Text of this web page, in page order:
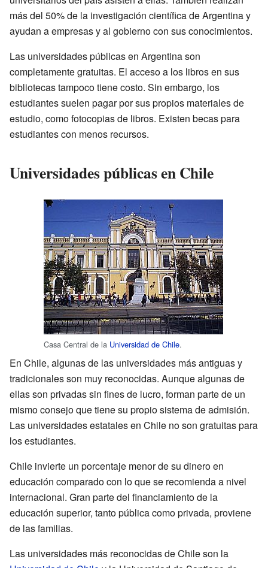
más del 50% de la investigación científica de Argentina y
ayudan a empresas y al gobierno con sus conocimientos.
Las universidades públicas en Argentina son
completamente gratuitas. El acceso a los libros en sus
bibliotecas tampoco tiene costo. Sin embargo, los
estudiantes suelen pagar por sus propios materiales de
estudio, como fotocopias de libros. Existen becas para
estudiantes con menos recursos.
Universidades públicas en Chile
Casa Central de la Universidad de Chile.
En Chile, algunas de las universidades más antiguas y
tradicionales son muy reconocidas. Aunque algunas de
ellas son privadas sin fines de lucro, forman parte de un
mismo consejo que tiene su propio sistema de admisión.
Las universidades estatales en Chile no son gratuitas para
los estudiantes.
Chile invierte un porcentaje menor de su dinero en
educación comparado con lo que se recomienda a nivel
internacional. Gran parte del financiamiento de la
educación superior, tanto pública como privada, proviene
de las familias.
Las universidades más reconocidas de Chile son la